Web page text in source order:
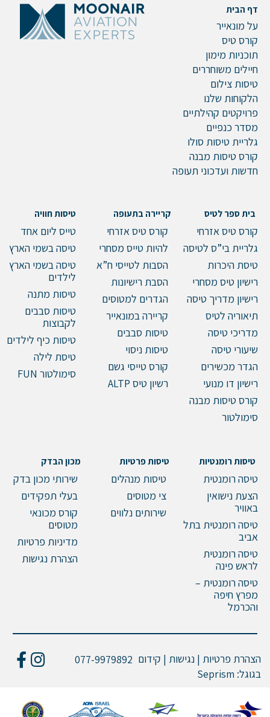
דף הבית
על מונאייר
קורס טיס
תוכניות מימון
חיילים משוחררים
טיסות צילום
הלקוחות שלנו
פרויקטים קהילתיים
מסדר כנפיים
גלריית טיסות סולו
קורס טיסות מבנה
חדשות ועדכוני תעופה
בית ספר לטיס
קורס טיס אזרחי
גלריית בי”ס לטיסה
טיסת היכרות
רישיון טיס מסחרי
רישיון מדריך טיסה
תיאוריה לטיס
מדריכי טיסה
שיעורי טיסה
הגדר מכשירים
רישיון דו מנועי
קורס טיסות מבנה
סימולטור
קריירה בתעופה
קורס טיס אזרחי
להיות טייס מסחרי
הסבות לטייסי ח”א
הסבת רישיונות
הגדרים למטוסים
קריירה במונאייר
טיסות סבבים
טיסות ניסוי
קורס טייסי גשם
רשיון טיס ALTP
טיסות חוויה
טייס ליום אחד
טיסה בשמי הארץ
טיסה בשמי הארץ
לילדים
טיסות מתנה
טיסות סבבים
לקבוצות
טיסות כיף לילדים
טיסת לילה
סימולטור FUN
טיסות רומנטיות
טיסה רומנטית
הצעת נישואין
באוויר
טיסה רומנטית בתל
אביב
טיסה רומנטית
לראש פינה
טיסה רומנטית –
מפרץ חיפה
והכרמל
טיסות פרטיות
טיסות מנהלים
צי מטוסים
שירותים נלווים
מכון הבדק
שירותי מכון בדק
בעלי תפקידים
קורס מכונאי
מטוסים
מדיניות פרטיות
הצהרת נגישות
הצהרת פרטיות | נגישות | קידום
בגוגל: Seprism
077-9979892
ולעזור לכם להגשים את החלומות שלכם בעולם התעופה.
השאירו לנו פרטים ונחזור אליכם.
שם פרטי
דוא"ל
טלפון
הערות ושאלות